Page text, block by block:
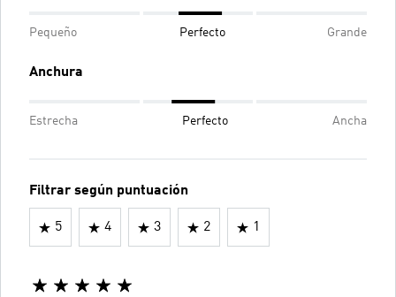
Pequeño Perfecto Grande
Anchura
Estrecha Perfecto Ancha
Filtrar según puntuación
5 4 3 2 1